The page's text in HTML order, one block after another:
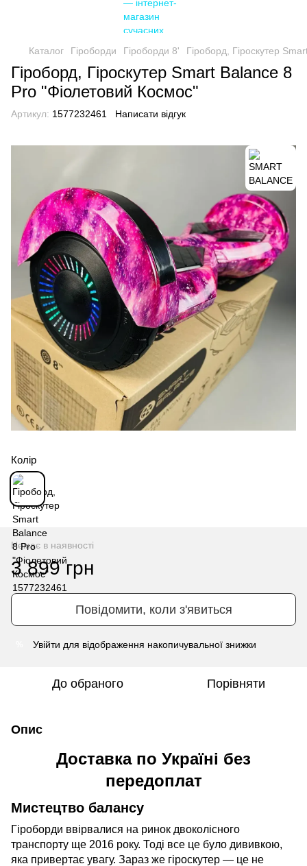
Каталог Гіроборди Гіроборди 8' Гіроборд, Гіроскутер
Гіроборд, Гіроскутер Smart Balance 8
Pro "Фіолетовий Космос"
Артикул: 1577232461 Написати відгук
Колір
Немає в наявності
3 899 грн
Повідомити, коли з'явиться
Увійти для відображення накопичувальної знижки
До обраного Порівняти
Опис
Доставка по Україні без
передоплат
Мистецтво балансу
Гіроборди ввірвалися на ринок двоколісного
транспорту ще 2016 року. Тоді все це було дививкою,
яка привертає увагу. Зараз же гіроскутер — це не